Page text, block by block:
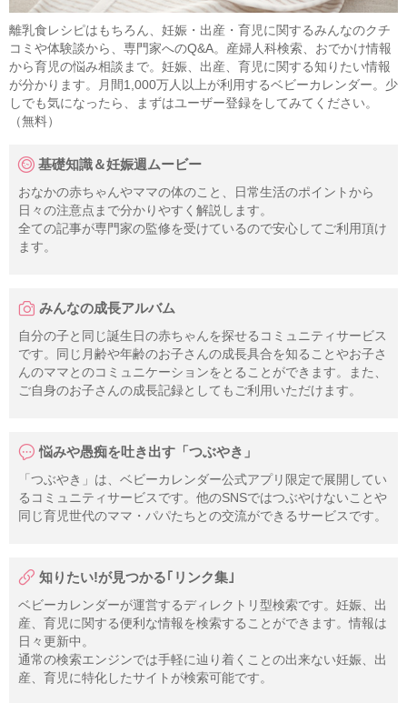
離乳食レシピはもちろん、妊娠・出産・育児に関するみんなのクチ
コミや体験談から、専門家へのQ&A。産婦人科検索、おでかけ情報
から育児の悩み相談まで。妊娠、出産、育児に関する知りたい情報
が分かります。月間1,000万人以上が利用するベビーカレンダー。少
しでも気になったら、まずはユーザー登録をしてみてください。
（無料）
基礎知識＆妊娠週ムービー
おなかの赤ちゃんやママの体のこと、日常生活のポイントから
日々の注意点まで分かりやすく解説します。
全ての記事が専門家の監修を受けているので安心してご利用頂け
ます。
みんなの成長アルバム
自分の子と同じ誕生日の赤ちゃんを探せるコミュニティサービス
です。同じ月齢や年齢のお子さんの成長具合を知ることやお子さ
んのママとのコミュニケーションをとることができます。また、
ご自身のお子さんの成長記録としてもご利用いただけます。
悩みや愚痴を吐き出す「つぶやき」
「つぶやき」は、ベビーカレンダー公式アプリ限定で展開してい
るコミュニティサービスです。他のSNSではつぶやけないことや
同じ育児世代のママ・パパたちとの交流ができるサービスです。
知りたい!が見つかる｢リンク集｣
ベビーカレンダーが運営するディレクトリ型検索です。妊娠、出
産、育児に関する便利な情報を検索することができます。情報は
日々更新中。
通常の検索エンジンでは手軽に辿り着くことの出来ない妊娠、出
産、育児に特化したサイトが検索可能です。